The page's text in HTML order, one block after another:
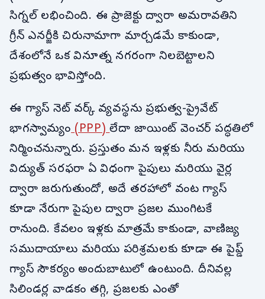
సిగ్నల్ లభించింది. ఈ ప్రాజెక్టు ద్వారా అమరావతిని
గ్రీన్ ఎనర్జీకి చిరునామాగా మార్చడమే కాకుండా,
దేశంలోనే ఒక వినూత్న నగరంగా నిలబెట్టాలని
ప్రభుత్వం భావిస్తోంది.
ఈ గ్యాస్ నెట్ వర్క్ వ్యవస్థను ప్రభుత్వ-ప్రైవేట్
భాగస్వామ్యం(PPP)లేదా జాయింట్ వెంచర్ పద్ధతిలో
నిర్మించనున్నారు. ప్రస్తుతం మన ఇళ్లకు నీరు మరియు
విద్యుత్ సరఫరా ఏ విధంగా పైపులు మరియు వైర్ల
ద్వారా జరుగుతుందో, అదే తరహాలో వంట గ్యాస్
కూడా నేరుగా పైపుల ద్వారా ప్రజల ముంగిటకే
రానుంది. కేవలం ఇళ్లకు మాత్రమే కాకుండా, వాణిజ్య
సముదాయాలు మరియు పరిశ్రమలకు కూడా ఈ పైప్డ్
గ్యాస్ సౌకర్యం అందుబాటులో ఉంటుంది. దీనివల్ల
సిలిండర్ల వాడకం తగ్గి, ప్రజలకు ఎంతో